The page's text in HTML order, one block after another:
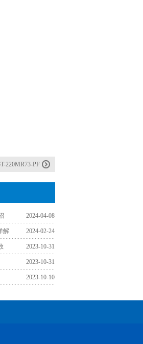
220MR73-PF
2024-04-08
解 2024-02-24
2023-10-31
2023-10-31
2023-10-10